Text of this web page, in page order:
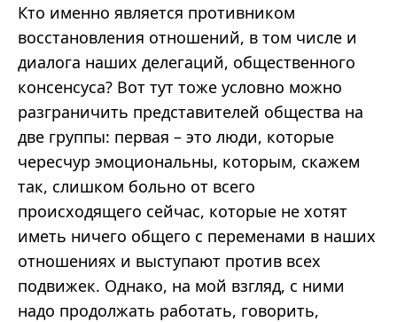
Кто именно является противником
восстановления отношений, в том числе и
диалога наших делегаций, общественного
консенсуса? Вот тут тоже условно можно
разграничить представителей общества на
две группы: первая – это люди, которые
чересчур эмоциональны, которым, скажем
так, слишком больно от всего
происходящего сейчас, которые не хотят
иметь ничего общего с переменами в наших
отношениях и выступают против всех
подвижек. Однако, на мой взгляд, с ними
надо продолжать работать, говорить,